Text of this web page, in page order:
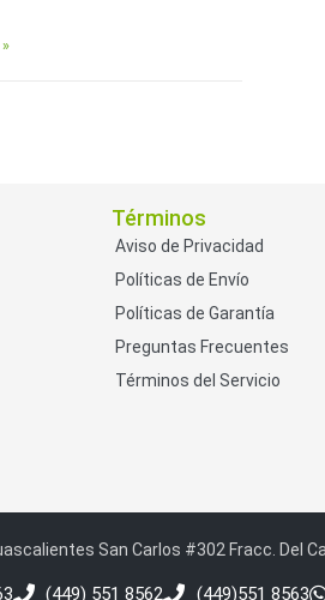
Términos
Aviso de Privacidad
Políticas de Envío
Políticas de Garantía
Preguntas Frecuentes
Términos del Servicio
San Carlos #302 Fracc. Del
(449) 551 8562 (449)551 8563